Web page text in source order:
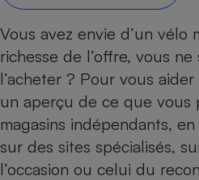
Vous avez envie d’un vélo
richesse de l’offre, vous
l’acheter ? Pour vous
un aperçu de ce que vous
magasins indépendants,
sur des sites spécialisés,
l’occasion ou celui du